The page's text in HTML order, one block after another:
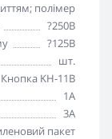
полімер
?250В
?125В
шт.
Кнопка KH-11B
1А
3А
пакет